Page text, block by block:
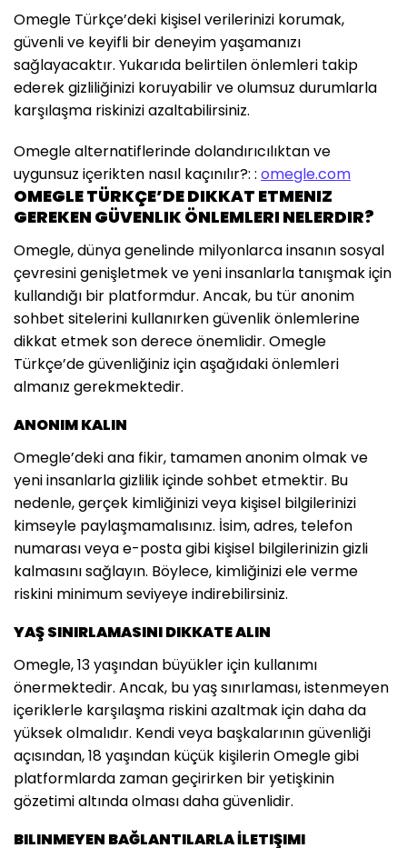
Omegle Türkçe’deki kişisel verilerinizi korumak,
güvenli ve keyifli bir deneyim yaşamanızı
sağlayacaktır. Yukarıda belirtilen önlemleri takip
ederek gizliliğinizi koruyabilir ve olumsuz durumlarla
karşılaşma riskinizi azaltabilirsiniz.
Omegle alternatiflerinde dolandırıcılıktan ve
uygunsuz içerikten nasıl kaçınılır?: : omegle.com
OMEGLE TÜRKÇE’DE DIKKAT ETMENIZ
GEREKEN GÜVENLIK ÖNLEMLERI NELERDIR?
Omegle, dünya genelinde milyonlarca insanın sosyal
çevresini genişletmek ve yeni insanlarla tanışmak için
kullandığı bir platformdur. Ancak, bu tür anonim
sohbet sitelerini kullanırken güvenlik önlemlerine
dikkat etmek son derece önemlidir. Omegle
Türkçe’de güvenliğiniz için aşağıdaki önlemleri
almanız gerekmektedir.
ANONIM KALIN
Omegle’deki ana fikir, tamamen anonim olmak ve
yeni insanlarla gizlilik içinde sohbet etmektir. Bu
nedenle, gerçek kimliğinizi veya kişisel bilgilerinizi
kimseyle paylaşmamalısınız. İsim, adres, telefon
numarası veya e-posta gibi kişisel bilgilerinizin gizli
kalmasını sağlayın. Böylece, kimliğinizi ele verme
riskini minimum seviyeye indirebilirsiniz.
YAŞ SINIRLAMASINI DIKKATE ALIN
Omegle, 13 yaşından büyükler için kullanımı
önermektedir. Ancak, bu yaş sınırlaması, istenmeyen
içeriklerle karşılaşma riskini azaltmak için daha da
yüksek olmalıdır. Kendi veya başkalarının güvenliği
açısından, 18 yaşından küçük kişilerin Omegle gibi
platformlarda zaman geçirirken bir yetişkinin
gözetimi altında olması daha güvenlidir.
BILINMEYEN BAĞLANTILARLA İLETIŞIMI